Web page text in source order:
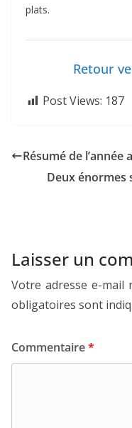
plats.
Retour
Post Views: 187
Résumé de
Deux énormes
Laisser un
Votre adresse e-mail
obligatoires sont
Commentaire*